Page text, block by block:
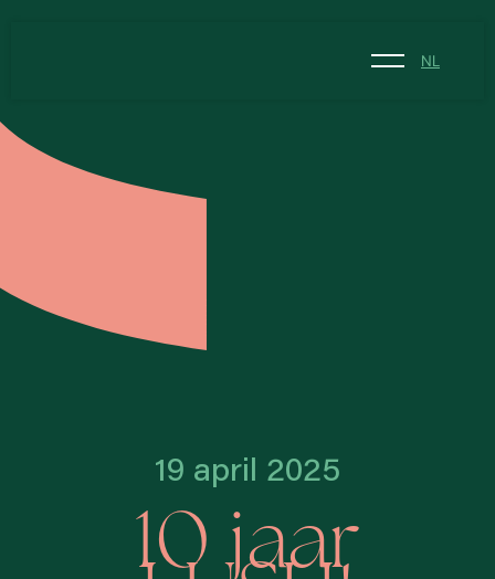
NL
19 april 2025
10 jaar